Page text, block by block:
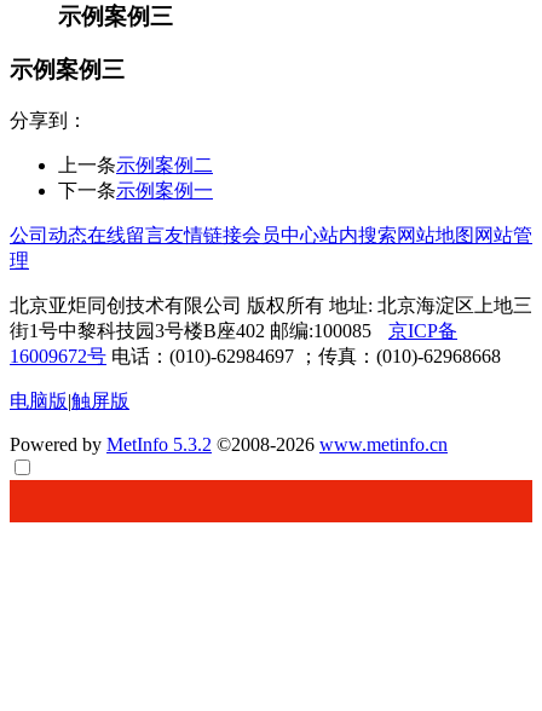
示例案例三
示例案例三
分享到：
上一条示例案例二
下一条示例案例一
公司动态在线留言友情链接会员中心站内搜索网站地图 网站管
理
北京亚炬同创技术有限公司 版权所有 地址: 北京海淀区上地三
街1号中黎科技园3号楼B座402 邮编:100085
京ICP备
16009672号 电话：(010)-62984697 ；传真：(010)-62968668
电脑版|触屏版
Powered by MetInfo 5.3.2 ©2008-2026 www.metinfo.cn